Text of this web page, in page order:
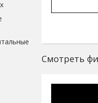
Смотреть